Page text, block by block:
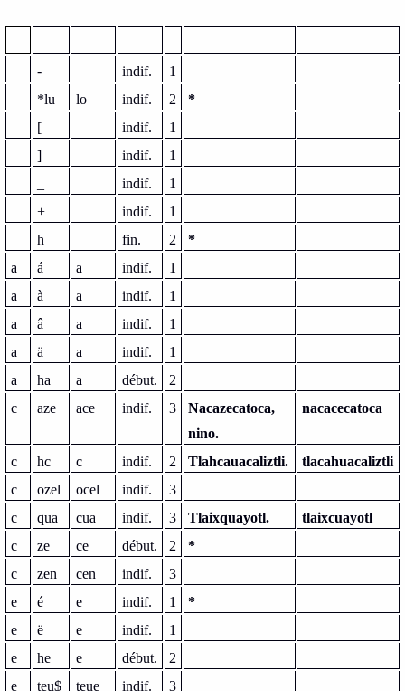
- indif.
1
*lu
lo indif. 2
*
[
indif.
1
]
indif.
1
indif.
1
+
indif.
1
h
fin. 2
*
a
á a indif.
1
a
à a indif.
1
a
â a indif.
1
a
ä a indif.
1
a
ha a début.
2
c
aze ace indif. 3
Nacazecatoca,
nino.
nacacecatoca
c hc c indif. 2 Tlahcauacaliztli.
tlacahuacaliztli
c
ozel ocel indif.
3
c
qua cua indif. 3 Tlaixquayotl.
tlaixcuayotl
c
ze ce début. 2
*
c
zen cen indif.
3
e
é e indif. 1
*
e
ë e indif.
1
e
he e début.
2
e
teu$ teue indif. 3